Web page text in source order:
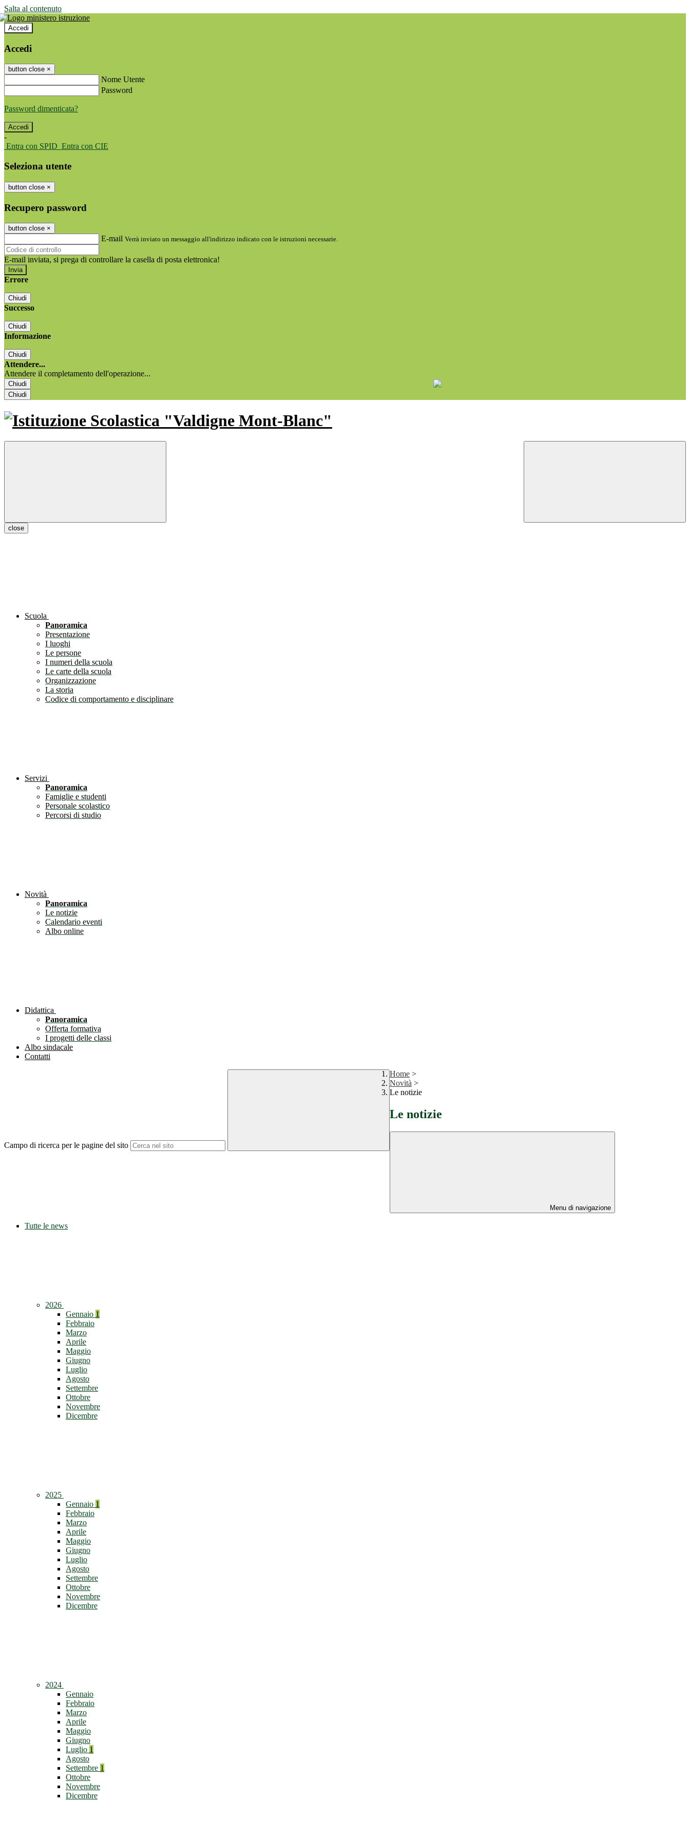
Salta al contenuto
Accedi
Accedi
button close ×
Nome Utente
Password
Password dimenticata?
-
Entra con SPID Entra con CIE
Seleziona utente
button close ×
Recupero password
button close ×
E-mail Verrà inviato un messaggio all'indirizzo indicato con le istruzioni necessarie.
E-mail inviata, si prega di controllare la casella di posta elettronica!
Errore
Chiudi
Successo
Chiudi
Informazione
Chiudi
Attendere...
Attendere il completamento dell'operazione...
Chiudi
Chiudi
close
Scuola
Panoramica
Presentazione
I luoghi
Le persone
I numeri della scuola
Le carte della scuola
Organizzazione
La storia
Codice di comportamento e disciplinare
Servizi
Panoramica
Famiglie e studenti
Personale scolastico
Percorsi di studio
Novità
Panoramica
Le notizie
Calendario eventi
Albo online
Didattica
Panoramica
Offerta formativa
I progetti delle classi
Albo sindacale
Contatti
Campo di ricerca per le pagine del sito
Home >
Novità >
Le notizie
Le notizie
Menu di navigazione
Tutte le news
2026
Gennaio 1
Febbraio
Marzo
Aprile
Maggio
Giugno
Luglio
Agosto
Settembre
Ottobre
Novembre
Dicembre
2025
Gennaio 1
Febbraio
Marzo
Aprile
Maggio
Giugno
Luglio
Agosto
Settembre
Ottobre
Novembre
Dicembre
2024
Gennaio
Febbraio
Marzo
Aprile
Maggio
Giugno
Luglio 1
Agosto
Settembre 1
Ottobre
Novembre
Dicembre